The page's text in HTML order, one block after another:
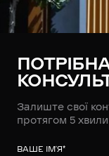
Залиште свої
протягом 5
ВАШЕ ІМ’Я*